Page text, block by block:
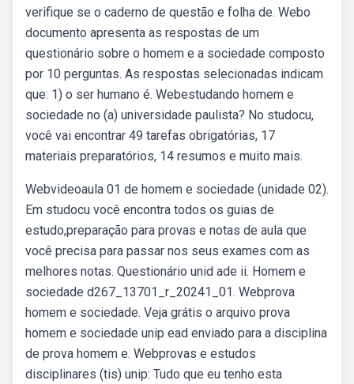
verifique se o caderno de questão e folha de. Webo
documento apresenta as respostas de um
questionário sobre o homem e a sociedade composto
por 10 perguntas. As respostas selecionadas indicam
que: 1) o ser humano é. Webestudando homem e
sociedade no (a) universidade paulista? No studocu,
você vai encontrar 49 tarefas obrigatórias, 17
materiais preparatórios, 14 resumos e muito mais.
Webvideoaula 01 de homem e sociedade (unidade 02).
Em studocu você encontra todos os guias de
estudo,preparação para provas e notas de aula que
você precisa para passar nos seus exames com as
melhores notas. Questionário unid ade ii. Homem e
sociedade d267_13701_r_20241_01. Webprova
homem e sociedade. Veja grátis o arquivo prova
homem e sociedade unip ead enviado para a disciplina
de prova homem e. Webprovas e estudos
disciplinares (tis) unip: Tudo que eu tenho esta